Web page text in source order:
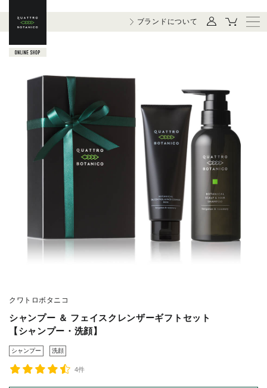
ブランドについて
クワトロボタニコ
シャンプー ＆ フェイスクレンザーギフトセット
【シャンプー・洗顔】
シャンプー 洗顔
4件